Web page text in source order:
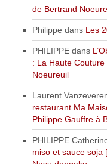
de Bertrand
Philippe dans Les
PHILIPPE dans
: La Haute
Noeureuil
Laurent
restaurant Ma
Philippe Gauffre à
PHILIPPE
miso et sauce soja